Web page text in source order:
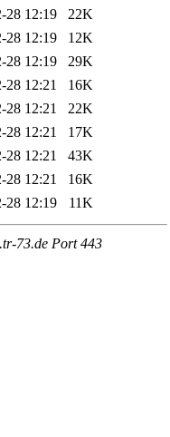
28 12:19
22K
28 12:19
12K
28 12:19
29K
28 12:21
16K
28 12:21
22K
28 12:21
17K
28 12:21
43K
28 12:21
16K
28 12:19 11K
73.de Port 443